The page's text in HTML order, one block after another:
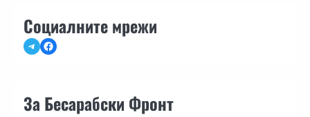
Социалните мрежи
TelegramFacebook
За Бесарабски Фронт